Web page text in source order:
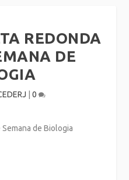
REDONDA
DE
0